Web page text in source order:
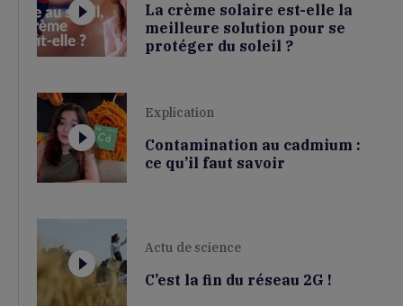
La crème solaire est-elle la
meilleure solution pour se
protéger du soleil ?
Explication
Contamination au cadmium :
ce qu’il faut savoir
Actu de science
C’est la fin du réseau 2G !